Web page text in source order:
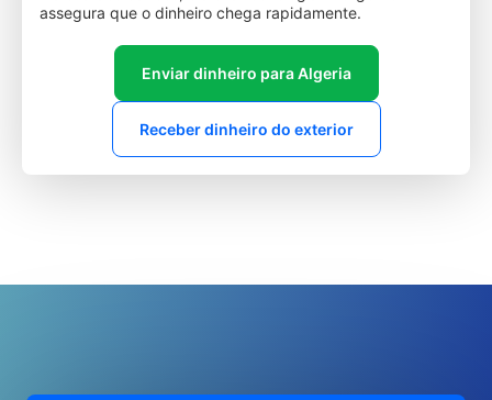
assegura que o dinheiro chega rapidamente.
Enviar dinheiro para Algeria
Receber dinheiro do exterior